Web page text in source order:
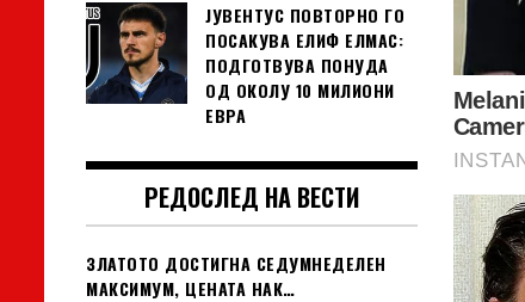
ЈУВЕНТУС ПОВТОРНО ГО
ПОСАКУВА ЕЛИФ ЕЛМАС:
ПОДГОТВУВА ПОНУДА
ОД ОКОЛУ 10 МИЛИОНИ
ЕВРА
РЕДОСЛЕД НА ВЕСТИ
ЗЛАТОТО ДОСТИГНА СЕДУМНЕДЕЛЕН
МАКСИМУМ, ЦЕНАТА НАК…